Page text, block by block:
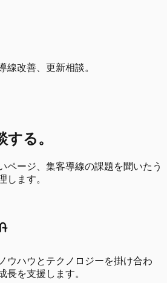
線改善、更新相談。
る。
ページ、集客導線の課題を聞いたう
します。
ウハウとテクノロジーを掛け合わ
長を支援します。